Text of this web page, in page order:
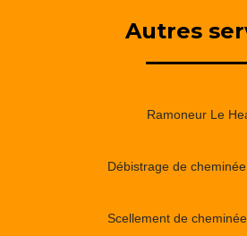
Autres
Ramoneur Le
Débistrage de
Scellement de